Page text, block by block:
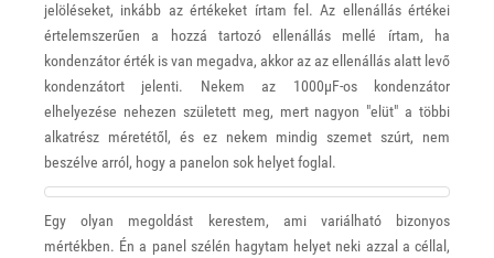
jelöléseket, inkább az értékeket írtam fel. Az ellenállás értékei
értelemszerűen a hozzá tartozó ellenállás mellé írtam, ha
kondenzátor érték is van megadva, akkor az az ellenállás alatt levő
kondenzátort jelenti. Nekem az 1000μF-os kondenzátor
elhelyezése nehezen született meg, mert nagyon "elüt" a többi
alkatrész méretétől, és ez nekem mindig szemet szúrt, nem
beszélve arról, hogy a panelon sok helyet foglal.
Egy olyan megoldást kerestem, ami variálható bizonyos
mértékben. Én a panel szélén hagytam helyet neki azzal a céllal,